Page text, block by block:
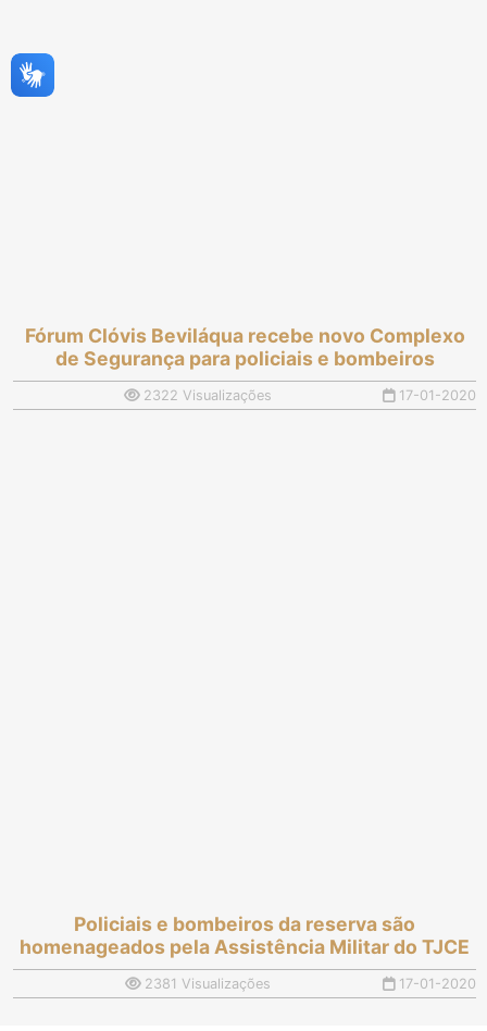
Fórum Clóvis Beviláqua recebe novo Complexo
de Segurança para policiais e bombeiros
2322 Visualizações 17-01-2020
Policiais e bombeiros da reserva são
homenageados pela Assistência Militar do TJCE
2381 Visualizações 17-01-2020